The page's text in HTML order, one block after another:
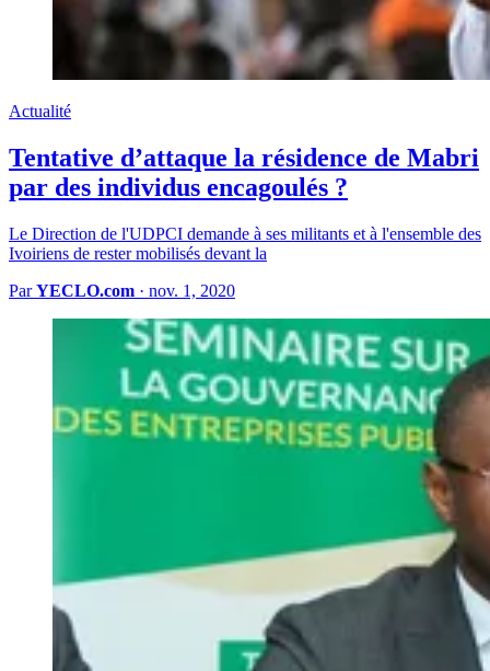
Actualité
Tentative d’attaque la résidence de Mabri
par des individus encagoulés ?
Le Direction de l'UDPCI demande à ses militants et à l'ensemble des
Ivoiriens de rester mobilisés devant la
ParYECLO.com · nov. 1, 2020